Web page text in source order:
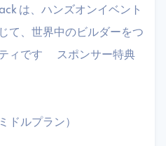
は、ハンズオンイベント
て、世界中のビルダーをつ
ィです ​スポンサー特典
ドルプラン）